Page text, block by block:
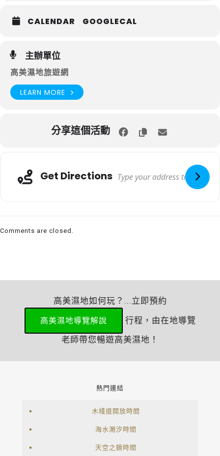
CALENDAR GOOGLECAL
主辦單位
高美濕地旅遊網
LEARN MORE
分享這個活動
Get Directions
Comments are closed.
高美濕地如何玩？...立即預約
高美濕地導覽解說
行程，由在地導覽
老師帶您暢遊高美濕地！
熱門連結
木棧道開放時間
海水潮汐時間
天空之鏡時間